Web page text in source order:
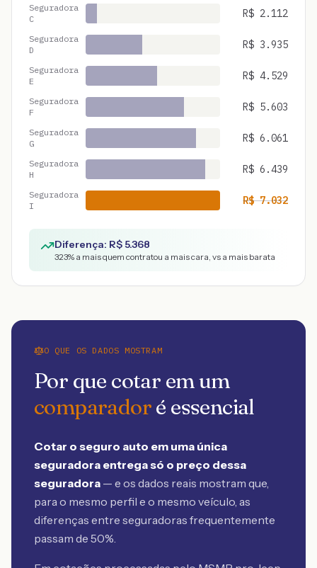
Seguradora
C
R$ 2.112
Seguradora
D
R$ 3.935
Seguradora
E
R$ 4.529
Seguradora
F
R$ 5.603
Seguradora
G
R$ 6.061
Seguradora
H
R$ 6.439
Seguradora
I
R$7.032
Diferença: R$5.368
323% a mais quem contratou a mais cara, vs a mais barata
O QUE OS DADOS MOSTRAM
Por que cotar em um
comparadoré essencial
Cotar o seguro auto em uma única
seguradora entrega só o preço dessa
seguradora — e os dados reais mostram que,
para o mesmo perfil e o mesmo veículo, as
diferenças entre seguradoras frequentemente
passam de 50%.